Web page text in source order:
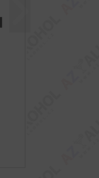
Další